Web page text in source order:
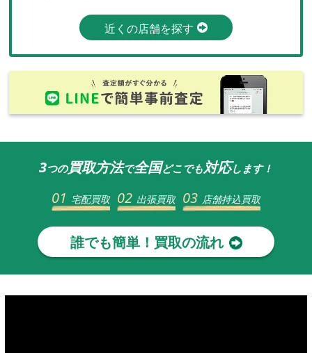
近くの店舗を探す
3つの買取方法で全国どこでも対応します！
01 宅配買取 02 出張買取 03 店舗持込買取
誰でも簡単！買取の流れ